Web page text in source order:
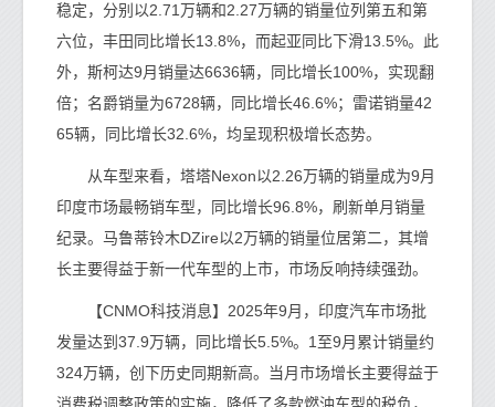
稳定，分别以2.71万辆和2.27万辆的销量位列第五和第
六位，丰田同比增长13.8%，而起亚同比下滑13.5%。此
外，斯柯达9月销量达6636辆，同比增长100%，实现翻
倍；名爵销量为6728辆，同比增长46.6%；雷诺销量42
65辆，同比增长32.6%，均呈现积极增长态势。
从车型来看，塔塔Nexon以2.26万辆的销量成为9月
印度市场最畅销车型，同比增长96.8%，刷新单月销量
纪录。马鲁蒂铃木DZire以2万辆的销量位居第二，其增
长主要得益于新一代车型的上市，市场反响持续强劲。
【CNMO科技消息】2025年9月，印度汽车市场批
发量达到37.9万辆，同比增长5.5%。1至9月累计销量约
324万辆，创下历史同期新高。当月市场增长主要得益于